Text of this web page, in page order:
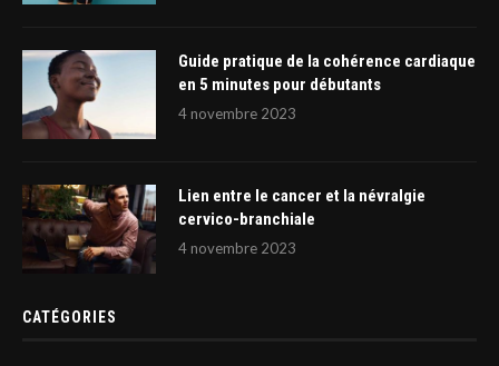
Guide pratique de la cohérence cardiaque
en 5 minutes pour débutants
4 novembre 2023
Lien entre le cancer et la névralgie
cervico-branchiale
4 novembre 2023
CATÉGORIES